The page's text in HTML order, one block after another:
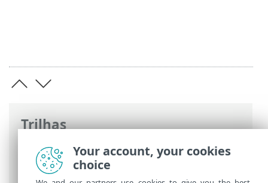
Trilhas
Ajuda on-line ESET>ESET Server Security
Instalar / Atualizar
Your account, your cookies
choice